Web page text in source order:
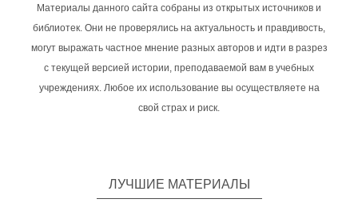
Материалы данного сайта собраны из открытых источников и
библиотек. Они не проверялись на актуальность и правдивость,
могут выражать частное мнение разных авторов и идти в разрез
с текущей версией истории, преподаваемой вам в учебных
учреждениях. Любое их использование вы осуществляете на
свой страх и риск.
ЛУЧШИЕ МАТЕРИАЛЫ